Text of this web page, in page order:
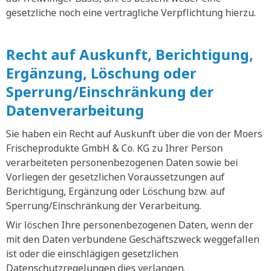
gesetzliche noch eine vertragliche Verpflichtung hierzu.
Recht auf Auskunft, Berichtigung,
Ergänzung, Löschung oder
Sperrung/Einschränkung der
Datenverarbeitung
Sie haben ein Recht auf Auskunft über die von der Moers
Frischeprodukte GmbH & Co. KG zu Ihrer Person
verarbeiteten personenbezogenen Daten sowie bei
Vorliegen der gesetzlichen Voraussetzungen auf
Berichtigung, Ergänzung oder Löschung bzw. auf
Sperrung/Einschränkung der Verarbeitung.
Wir löschen Ihre personenbezogenen Daten, wenn der
mit den Daten verbundene Geschäftszweck weggefallen
ist oder die einschlägigen gesetzlichen
Datenschutzregelungen dies verlangen.